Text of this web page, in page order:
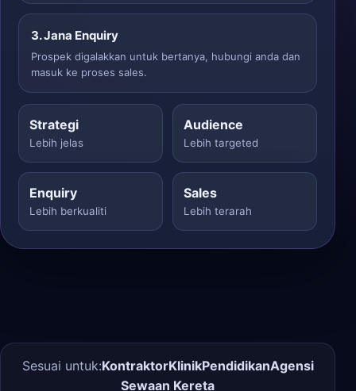
3. Jana Enquiry
Prospek digalakkan untuk bertanya, hubungi anda dan
masuk ke proses sales.
Strategi
Lebih jelas
Audience
Lebih targeted
Enquiry
Lebih berkualiti
Sales
Lebih terarah
Sesuai untuk:KontraktorKlinikPendidikanAgensi
Sewaan Kereta